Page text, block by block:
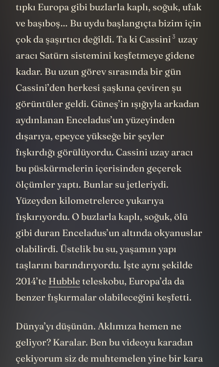
tıpkı Europa gibi buzlarla kaplı, soğuk, ufak
ve başıboş… Bu uydu başlangıçta bizim için
çok da şaşırtıcı değildi. Ta ki Cassini 3 uzay
aracı Satürn sistemini keşfetmeye gidene
kadar. Bu uzun görev sırasında bir gün
Cassini’den herkesi şaşkına çeviren şu
görüntüler geldi. Güneş’in ışığıyla arkadan
aydınlanan Enceladus’un yüzeyinden
dışarıya, epeyce yükseğe bir şeyler
fışkırdığı görülüyordu. Cassini uzay aracı
bu püskürmelerin içerisinden geçerek
ölçümler yaptı. Bunlar su jetleriydi.
Yüzeyden kilometrelerce yukarıya
fışkırıyordu. O buzlarla kaplı, soğuk, ölü
gibi duran Enceladus’un altında okyanuslar
olabilirdi. Üstelik bu su, yaşamın yapı
taşlarını barındırıyordu. İşte aynı şekilde
2014’te Hubble teleskobu, Europa’da da
benzer fışkırmalar olabileceğini keşfetti.
Dünya’yı düşünün. Aklımıza hemen ne
geliyor? Karalar. Ben bu videoyu karadan
çekiyorum siz de muhtemelen yine bir kara